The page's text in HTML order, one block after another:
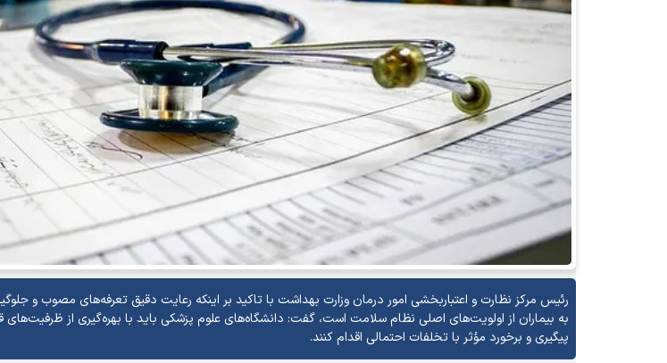
رئیس مرکز نظارت و اعتباربخشی امور درمان وزارت بهداشت با تاکید بر اینکه رعایت دقیق تعرفه‌های مصوب و
به بیماران از اولویت‌های اصلی نظام سلامت است، گفت: دانشگاه‌های علوم پزشکی باید با بهره‌گیری از
پیگیری و برخورد مؤثر با تخلفات احتمالی اقدام کنند.